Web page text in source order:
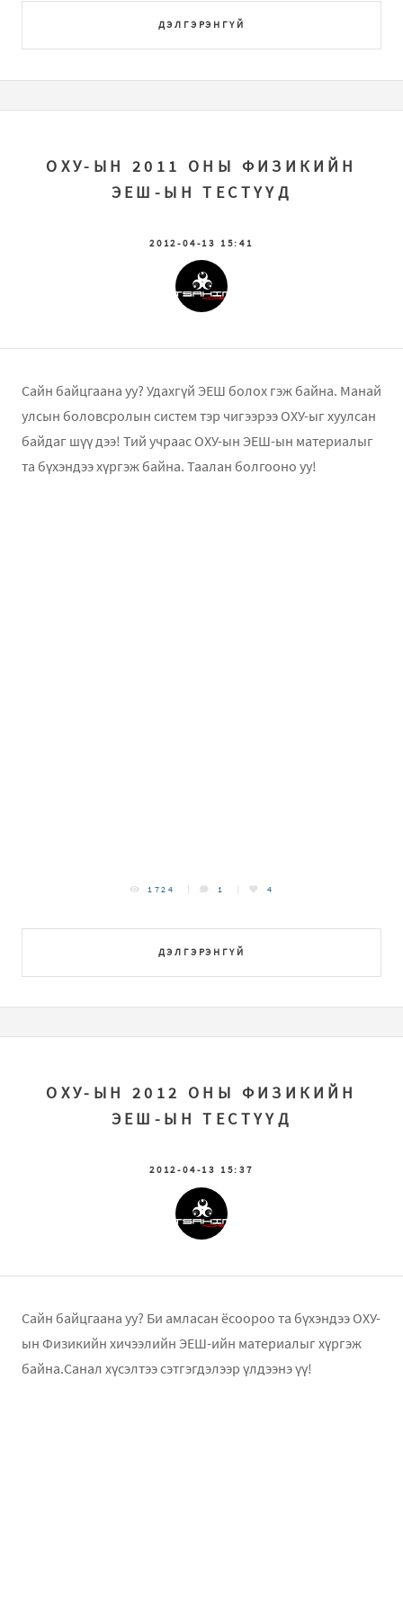
ДЭЛГЭРЭНГҮЙ
ОХУ-ЫН 2011 ОНЫ ФИЗИКИЙН
ЭЕШ-ЫН ТЕСТҮҮД
2012-04-13 15:41
Cайн байцгаана уу? Удахгүй ЭЕШ болох гэж байна. Манай
улсын боловсролын систем тэр чигээрээ ОХУ-ыг хуулсан
байдаг шүү дээ! Тий учраас ОХУ-ын ЭЕШ-ын материалыг
та бүхэндээ хүргэж байна. Таалан болгооно уу!
ДЭЛГЭРЭНГҮЙ
1724 1 4
ОХУ-ЫН 2012 ОНЫ ФИЗИКИЙН
ЭЕШ-ЫН ТЕСТҮҮД
2012-04-13 15:37
Сайн байцгаана уу? Би амласан ёсоороо та бүхэндээ ОХУ-
ын Физикийн хичээлийн ЭЕШ-ийн материалыг хүргэж
байна.Санал хүсэлтээ сэтгэгдэлээр үлдээнэ үү!